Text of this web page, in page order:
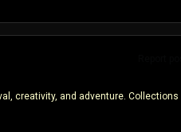
creativity, and adventure. Collections